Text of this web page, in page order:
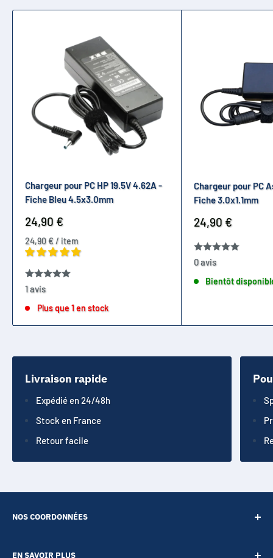
Chargeur pour PC HP 19.5V 4.62A -
Fiche Bleu 4.5x3.0mm
Prix
réduit
24,90 €
24,90 €/ item
1 avis
Plus que 1 en stock
Chargeur pour PC
Fiche 3.0x1.1mm
Prix
réduit
24,90 €
0 avis
Bientôt
Livraison rapide
Expédié en 24/48h
Stock en France
Retour facile
NOS COORDONNÉES
EN SAVOIR PLUS